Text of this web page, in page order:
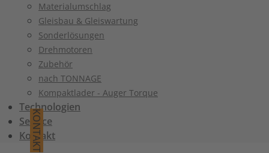
Materialumschlag
Gleisbau & Gleiswartung
Sonderlösungen
Drehmotoren
Zubehör
nach TONNAGE
Kompaktlader - Auger Torque
Technologien
Service
Kontakt
KONTAKT